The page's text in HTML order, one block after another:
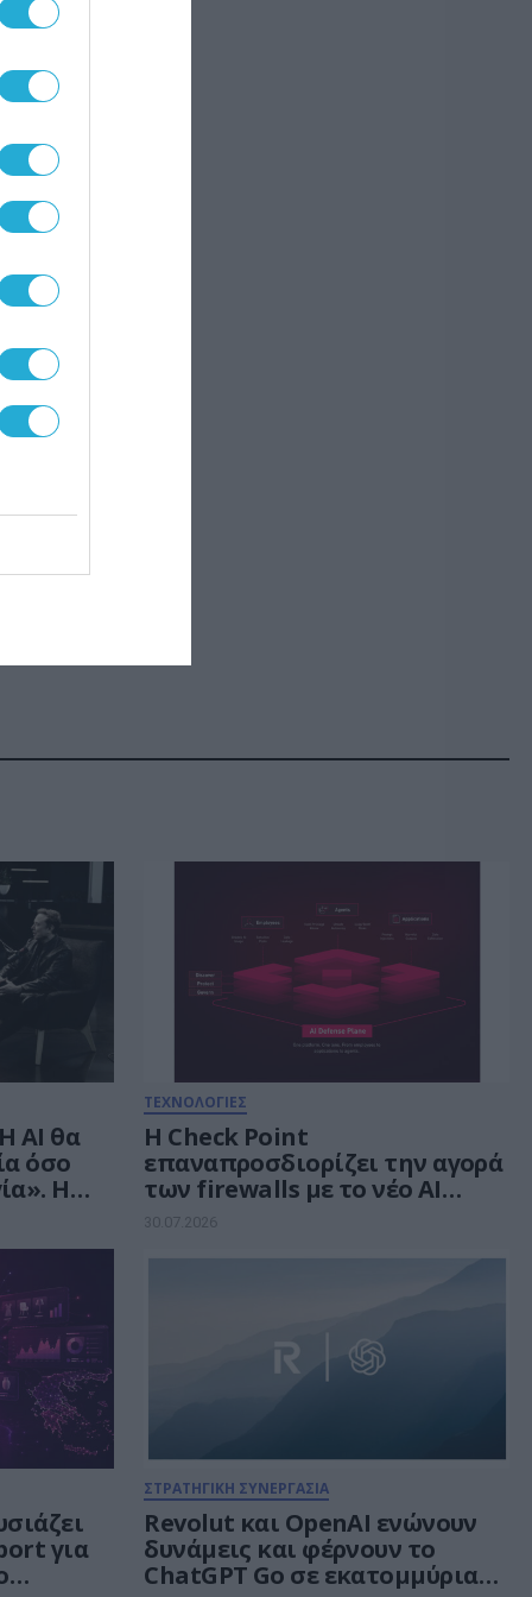
AI θα
όσο
Η
ΤΕΧΝΟΛΟΓΙΕΣ
Η Check Point
επαναπροσδιορίζει την αγορά
των firewalls με το νέο AI
Network Firewall, που
της Τεχνητής Νοημοσύνης σε
30.07.2026
για
ΣΤΡΑΤΗΓΙΚΗ ΣΥΝΕΡΓΑΣΙΑ
Revolut και OpenAI ενώνουν
δυνάμεις και φέρνουν το
ChatGPT Go σε εκατομμύρια